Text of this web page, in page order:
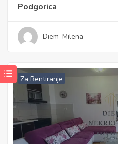
Podgorica
Diem_Milena
Za Rentiranje